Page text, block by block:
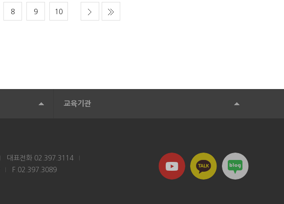
8 9 10
교육기관
대표전화 02.397.3114
F.02.397.3089